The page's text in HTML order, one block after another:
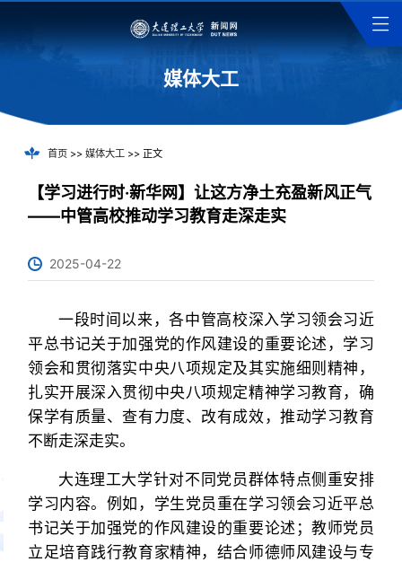
媒体大工
首页>> 媒体大工>> 正文
【学习进行时·新华网】让这方净土充盈新风正气
——中管高校推动学习教育走深走实
2025-04-22
一段时间以来，各中管高校深入学习领会习近
平总书记关于加强党的作风建设的重要论述，学习
领会和贯彻落实中央八项规定及其实施细则精神，
扎实开展深入贯彻中央八项规定精神学习教育，确
保学有质量、查有力度、改有成效，推动学习教育
不断走深走实。
大连理工大学针对不同党员群体特点侧重安排
学习内容。例如，学生党员重在学习领会习近平总
书记关于加强党的作风建设的重要论述；教师党员
立足培育践行教育家精神，结合师德师风建设与专